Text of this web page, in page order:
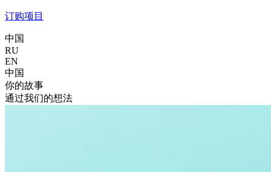
订购项目
中国
RU
EN
中国
你的故事
通过我们的想法